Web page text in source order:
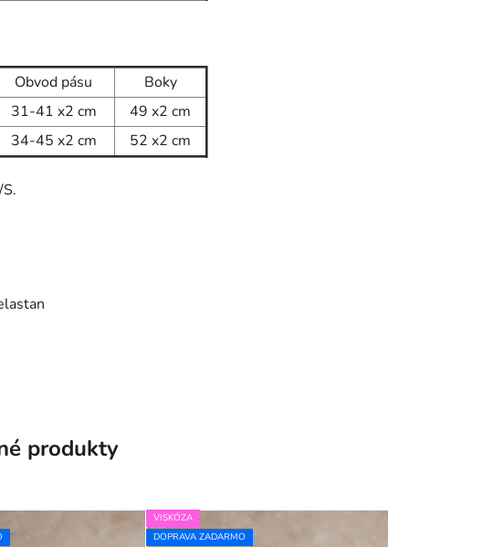
Obvod pásu
Boky
31-41 x2 cm 49 x2 cm
34-45 x2 cm 52 x2 cm
produkty
VISKÓZA
DOPRAVA ZADARMO